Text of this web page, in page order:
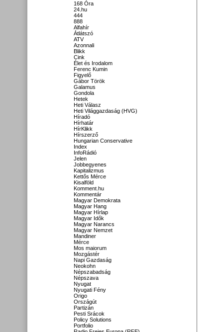
168 Óra
24.hu
444
888
Alfahír
Átlátszó
ATV
Azonnali
Blikk
Cink
Élet és Irodalom
Ferenc Kumin
Figyelő
Gábor Török
Galamus
Gondola
Hetek
Heti Válasz
Heti Világgazdaság (HVG)
Híradó
Hírhatár
HírKlikk
Hírszerző
Hungarian Conservative
Index
InfoRádió
Jelen
Jobbegyenes
Kapitalizmus
Kettős Mérce
Kisalföld
Komment.hu
Kommentár
Magyar Demokrata
Magyar Hang
Magyar Hírlap
Magyar Idők
Magyar Narancs
Magyar Nemzet
Mandiner
Mérce
Mos maiorum
Mozgástér
Napi Gazdaság
Neokohn
Népszabadság
Népszava
Nyugat
Nyugati Fény
Origo
Országút
Partizán
Pesti Srácok
Policy Solutions
Portfolio